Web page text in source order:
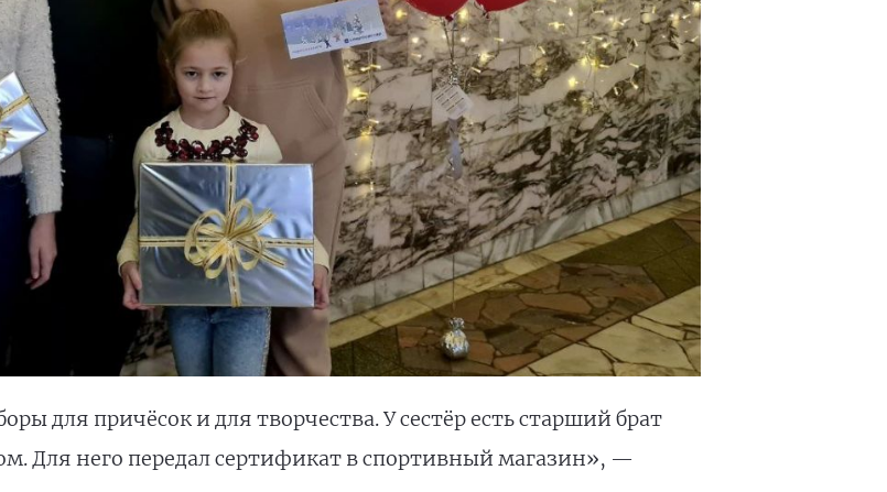
для причёсок и для творчества. У сестёр есть старший брат
Для него передал сертификат в спортивный магазин», —